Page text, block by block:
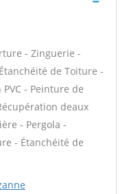
- Zinguerie -
de Toiture -
- Peinture de
deaux
- Pergola -
- Étanchéité de